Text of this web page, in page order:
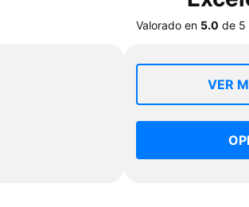
Valorado en 5.0 de 5
VER